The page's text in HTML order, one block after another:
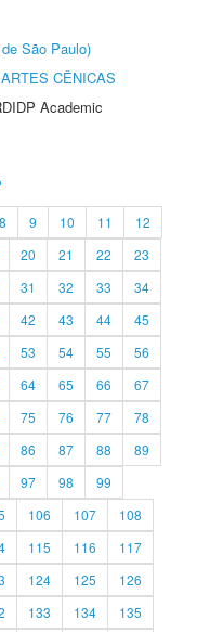
São Paulo)
CÊNICAS
Academic
8 9 10 11
12
20 21 22
23
31 32 33
34
42 43 44
45
53 54 55
56
64 65 66
67
75 76 77
78
86 87 88
89
97 98
99
106 107
108
115 116
117
124 125
126
133 134
135